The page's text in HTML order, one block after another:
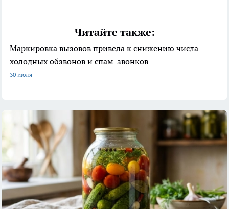
Читайте также:
Маркировка вызовов привела к снижению числа
холодных обзвонов и спам-звонков
30 июля